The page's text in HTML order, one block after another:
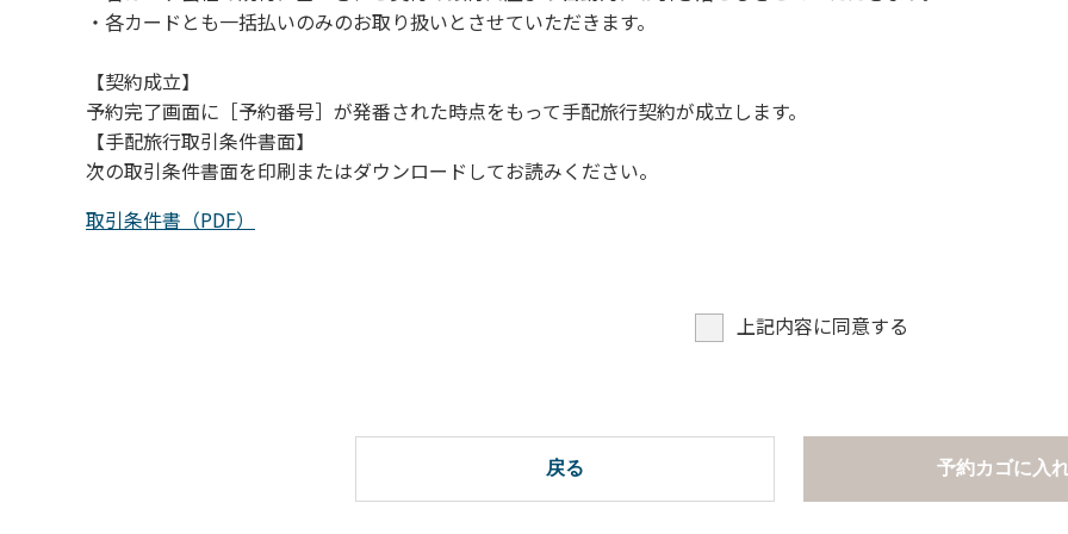
・各カードとも一括払いのみのお取り扱いとさせていただきます。
【契約成立】
予約完了画面に［予約番号］が発番された時点をもって手配旅行契約が成立します。
【手配旅行取引条件書面】
次の取引条件書面を印刷またはダウンロードしてお読みください。
取引条件書（PDF）
上記内容に同意する
戻る 予約カゴに入